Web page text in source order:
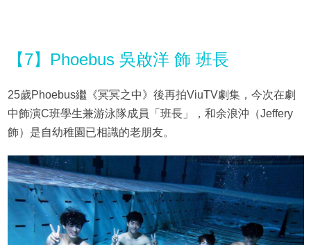
【7】Phoebus 吳啟洋 飾 班長
25歲Phoebus繼《冥冥之中》後再拍ViuTV劇集，今次在劇
中飾演C班學生兼游泳隊成員「班長」，和余浪沖（Jeffery
飾）是自幼稚園已相識的老朋友。